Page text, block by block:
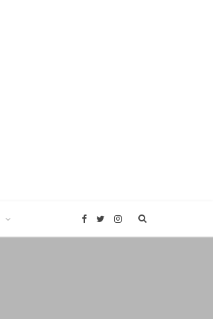
F T I